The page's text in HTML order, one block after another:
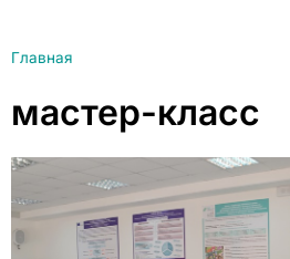
Главная
мастер-класс